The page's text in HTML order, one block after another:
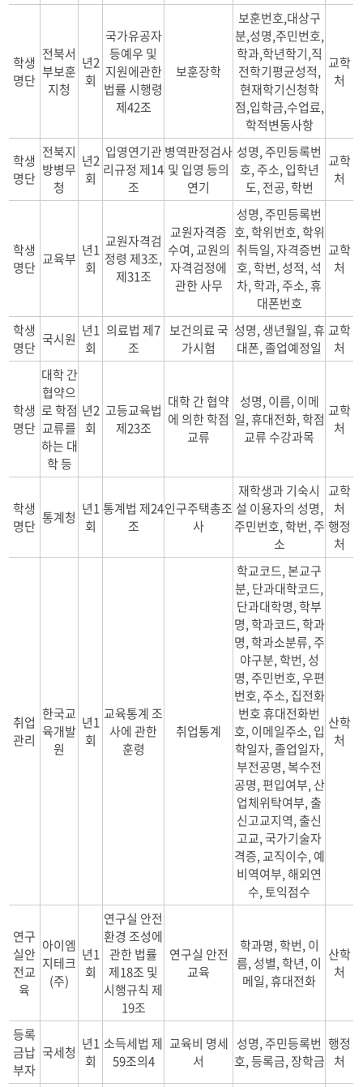
학생
명단
전북서
부보훈
지청
년2
회
국가유공자
등예우 및
지원에관한
법률 시행령
제42조
보훈장학
보훈번호,대상구
분,성명,주민번호,
학과,학년학기,직
전학기평균성적,
현재학기신청학
점,입학금,수업료,
학적변동사항
교학
처
학생
명단
전북지
방병무
청
년2
회
입영연기관
리규정 제14
조
병역판정검사
및 입영 등의
연기
성명, 주민등록번
호, 주소, 입학년
도, 전공, 학번
교학
처
학생
명단 교육부 년1
회
교원자격검
정령 제3조,
제31조
교원자격증
수여, 교원의
자격검정에
관한 사무
성명, 주민등록번
호, 학위번호, 학위
취득일, 자격증번
호, 학번, 성적, 석
차, 학과, 주소, 휴
대폰번호
교학
처
학생
명단 국시원 년1
회
의료법 제7
조
보건의료 국
가시험
성명, 생년월일, 휴
대폰, 졸업예정일
교학
처
학생
명단
대학 간
협약으
로 학점
교류를
하는 대
학 등
년2
회
고등교육법
제23조
대학 간 협약
에 의한 학점
교류
성명, 이름, 이메
일, 휴대전화, 학점
교류 수강과목
교학
처
학생
명단 통계청 년1
회
통계법 제24
조
인구주택총조
사
재학생과 기숙시
설 이용자의 성명,
주민번호, 학번, 주
소
교학
처
행정
처
취업
관리
한국교
육개발
원
년1
회
교육통계 조
사에 관한
훈령
취업통계
학교코드, 본교구
분, 단과대학코드,
단과대학명, 학부
명, 학과코드, 학과
명, 학과소분류, 주
야구분, 학번, 성
명, 주민번호, 우편
번호, 주소, 집전화
번호 휴대전화번
호, 이메일주소, 입
학일자, 졸업일자,
부전공명, 복수전
공명, 편입여부, 산
업체위탁여부, 출
신고교지역, 출신
고교, 국가기술자
격증, 교직이수, 예
비역여부, 해외연
수, 토익점수
산학
처
연구
실안
전교
육
아이엠
지테크
(주)
년1
회
연구실 안전
환경 조성에
관한 법률
제18조 및
시행규칙 제
19조
연구실 안전
교육
학과명, 학번, 이
름, 성별, 학년, 이
메일, 휴대전화
산학
처
등록
금납
부자
국세청 년1
회
소득세법 제
59조의4
교육비 명세
서
성명, 주민등록번
호, 등록금, 장학금
행정
처